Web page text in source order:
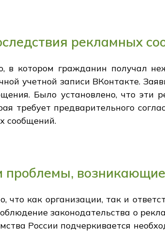
рекламных
в котором гражданин получал
учетной записи ВКонтакте.
Было установлено, что
требует предварительного
сообщений.
проблемы,
что как организации, так и
законодательства о
России подчеркивается